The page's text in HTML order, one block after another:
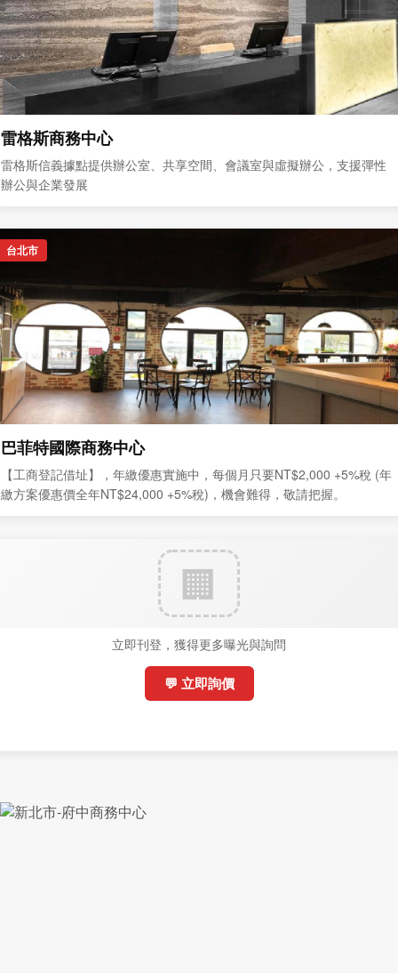
雷格斯商務中心
雷格斯信義據點提供辦公室、共享空間、會議室與虛擬辦公，支援彈性
辦公與企業發展
台北市
巴菲特國際商務中心
【工商登記借址】，年繳優惠實施中，每個月只要NT$2,000 +5%稅 (年
繳方案優惠價全年NT$24,000 +5%稅)，機會難得，敬請把握。
立即刊登，獲得更多曝光與詢問
💬 立即詢價